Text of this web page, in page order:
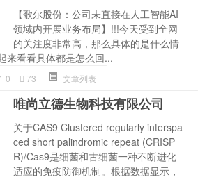
【歌尔股份：公司未直接在人工智能AI
领域内开展业务布局】!!!今天受到全网
的关注度非常高，那么具体的是什么情
来看看具体都是怎么回...
0 73 文章列表
唯尚立德生物科技有限公司
关于CAS9 Clustered regularly interspa
ced short palindromic repeat (CRISP
R)/Cas9是细菌和古细菌一种不断进化
适应的免疫防御机制。根据数据显示，